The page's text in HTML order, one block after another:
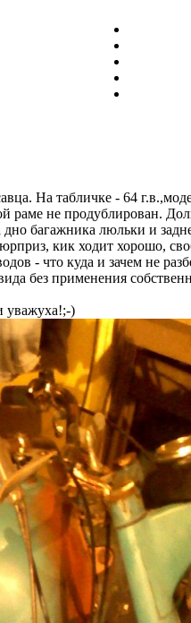
На табличке - 64
не продублирован.
багажника люльки и
кик ходит хорошо,
- что куда и зачем не
без применения
уважуха!;-)